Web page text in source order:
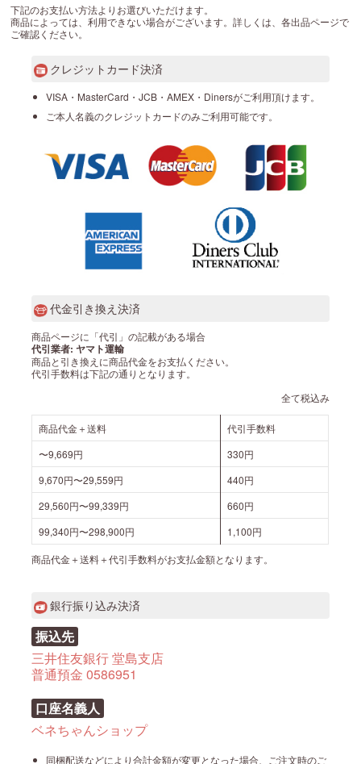
下記のお支払い方法よりお選びいただけます。
商品によっては、利用できない場合がございます。詳しくは、各出品ページで
ご確認ください。
クレジットカード決済
VISA・MasterCard・JCB・AMEX・Dinersがご利用頂けます。
ご本人名義のクレジットカードのみご利用可能です。
代金引き換え決済
商品ページに「代引」の記載がある場合
代引業者: ヤマト運輸
商品と引き換えに商品代金をお支払ください。
代引手数料は下記の通りとなります。
全て税込み
商品代金＋送料
代引手数料
〜9,669円
330円
9,670円〜29,559円
440円
29,560円〜99,339円
660円
99,340円〜298,900円
1,100円
商品代金＋送料＋代引手数料がお支払金額となります。
銀行振り込み決済
振込先
三井住友銀行 堂島支店
普通預金 0586951
口座名義人
ベネちゃんショップ
同梱配送などにより合計金額が変更となった場合、ご注文時のご